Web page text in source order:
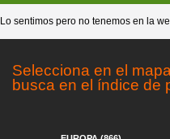
Lo sentimos pero no tenemos en la
Selecciona en el
busca en el índice de